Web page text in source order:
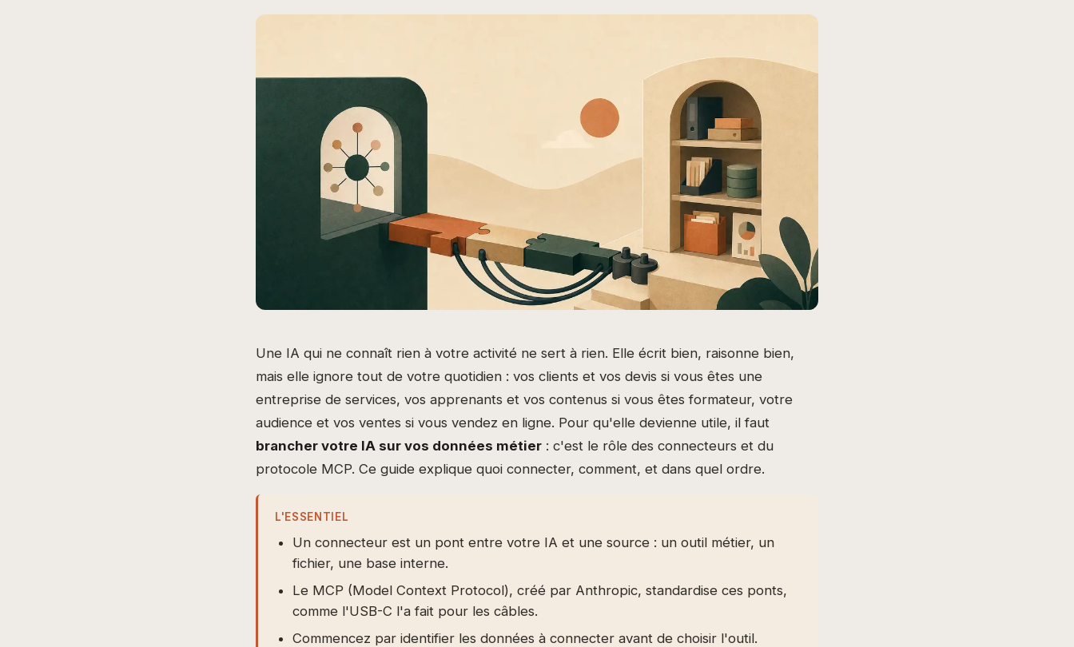
Une IA qui ne connaît rien à votre activité ne sert à rien. Elle écrit bien, raisonne bien,
mais elle ignore tout de votre quotidien : vos clients et vos devis si vous êtes une
entreprise de services, vos apprenants et vos contenus si vous êtes formateur, votre
audience et vos ventes si vous vendez en ligne. Pour qu'elle devienne utile, il faut
brancher votre IA sur vos données métier : c'est le rôle des connecteurs et du
protocole MCP. Ce guide explique quoi connecter, comment, et dans quel ordre.
L'ESSENTIEL
Un connecteur est un pont entre votre IA et une source : un outil métier, un
fichier, une base interne.
Le MCP (Model Context Protocol), créé par Anthropic, standardise ces ponts,
comme l'USB-C l'a fait pour les câbles.
Commencez par identifier les données à connecter avant de choisir l'outil.